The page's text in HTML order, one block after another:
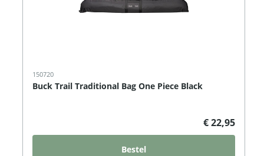
150720
Buck Trail Traditional Bag One Piece Black
€ 22,95
Bestel